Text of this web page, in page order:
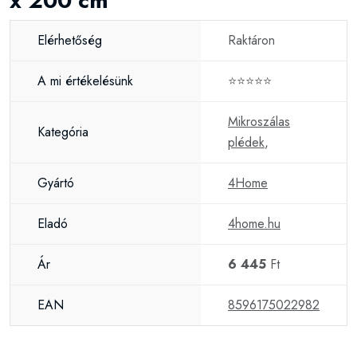
Elérhetőség Raktáron
A mi értékelésünk ⭐⭐⭐⭐⭐
Kategória
Mikroszálas
plédek,
Gyártó 4Home
Eladó 4home.hu
Ár 6 445 Ft
EAN 8596175022982